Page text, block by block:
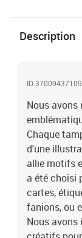
Description
ID
Nous avons
Chaque
d'une
allie motifs
a été choisi
cartes,
fanions, ou
Nous